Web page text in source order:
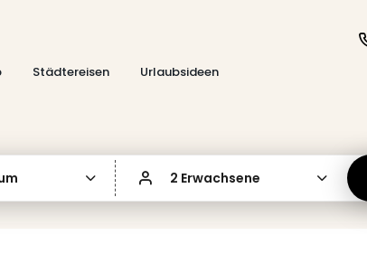
Städtereisen
Urlaubsideen
2 Erwachsene